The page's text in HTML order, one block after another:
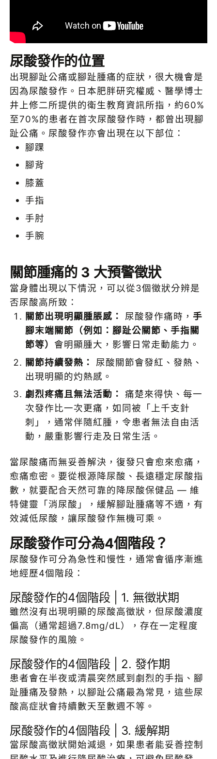
尿酸發作的位置
出現腳趾公痛或腳趾腫痛的症狀，很大機會是
因為尿酸發作。日本肥胖研究權威、醫學博士
井上修二所提供的衛生教育資訊所指，約60%
至70%的患者在首次尿酸發作時，都曾出現腳
趾公痛。尿酸發作亦會出現在以下部位：
腳踝
腳背
膝蓋
手指
手肘
手腕
關節腫痛的 3 大預警徵狀
當身體出現以下情況，可以從3個徵狀分辨是
否尿酸高所致：
關節出現明顯腫脹感：
尿酸發作痛時， 手
腳末端關節（例如：腳趾公關節、手指關
節等） 會明顯腫大，影響日常走動能力。
關節持續發熱：
尿酸關節會發紅、發熱、
出現明顯的灼熱感。
劇烈疼痛且無法活動：
痛楚來得快、每一
次發作比一次更痛，如同被「上千支針
刺」，通常伴隨紅腫，令患者無法自由活
動，嚴重影響行走及日常生活。
當尿酸痛而無妥善解決，復發只會愈來愈痛，
愈痛愈密。要從根源降尿酸、長遠穩定尿酸指
數，就要配合天然可靠的降尿酸保健品 — 維
特健靈「消尿酸」，緩解腳趾腫痛等不適，有
效減低尿酸，讓尿酸發作無機可乘。
尿酸發作可分為4個階段？
尿酸發作可分為急性和慢性，通常會循序漸進
地經歷4個階段：
尿酸發作的4個階段 | 1. 無徵狀期
雖然沒有出現明顯的尿酸高徵狀，但尿酸濃度
偏高（通常超過7.8mg/dL），存在一定程度
尿酸發作的風險。
尿酸發作的4個階段 | 2. 發作期
患者會在半夜或清晨突然感到劇烈的手指、腳
趾腫痛及發熱，以腳趾公痛最為常見，這些尿
酸高症狀會持續數天至數週不等。
尿酸發作的4個階段 | 3. 緩解期
當尿酸高徵狀開始減退，如果患者能妥善控制